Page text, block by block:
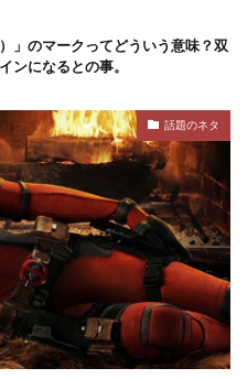
」のマークってどういう意味？双
ンになるとの事。
話題のネタ